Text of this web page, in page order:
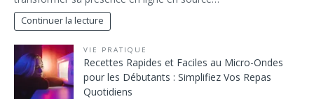
Continuer la lecture
VIE PRATIQUE
Recettes Rapides et Faciles au Micro-Ondes
pour les Débutants : Simplifiez Vos Repas
Quotidiens